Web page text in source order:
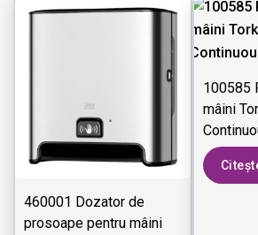
460001 Dozator de
prosoape pentru mâini
100585
mâini